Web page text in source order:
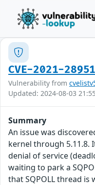
CVE-2021-
Vulnerability from
Updated: 2024-08-03 21:55
Summary
An issue was
kernel through 5.11.8.
denial of service
waiting to park a
that SQPOLL thread